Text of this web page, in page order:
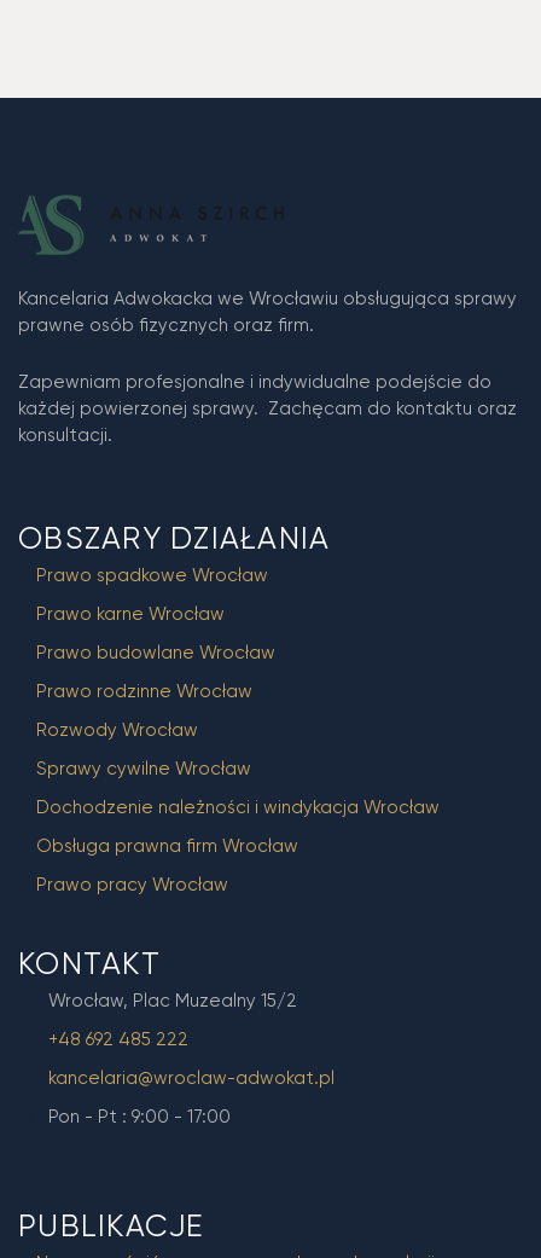
Kancelaria Adwokacka we Wrocławiu obsługująca sprawy
prawne osób fizycznych oraz firm.
Zapewniam profesjonalne i indywidualne podejście do
każdej powierzonej sprawy. Zachęcam do kontaktu oraz
konsultacji.
OBSZARY DZIAŁANIA
Prawo spadkowe Wrocław
Prawo karne Wrocław
Prawo budowlane Wrocław
Prawo rodzinne Wrocław
Rozwody Wrocław
Sprawy cywilne Wrocław
Dochodzenie należności i windykacja Wrocław
Obsługa prawna firm Wrocław
Prawo pracy Wrocław
KONTAKT
Wrocław, Plac Muzealny 15/2
+48 692 485 222
kancelaria@wroclaw-adwokat.pl
Pon - Pt : 9:00 - 17:00
PUBLIKACJE